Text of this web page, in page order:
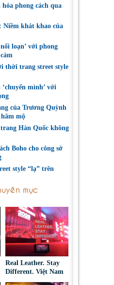
phong cách qua
Niềm khát khao của
loạn’ với phong
thời trang street style
mình’ với
của Trương Quỳnh
mộ
Hàn Quốc không
Boho cho công sở
style “lạ” trên
mục
Real Leather. Stay
Different. Việt Nam
2026: Tôn vinh sáng